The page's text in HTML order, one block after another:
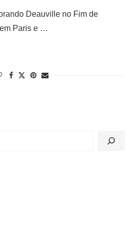
Deauville no Fim de
Paris e …